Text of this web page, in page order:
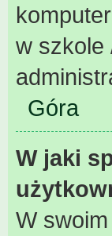
w szkole
Góra
W jaki
W